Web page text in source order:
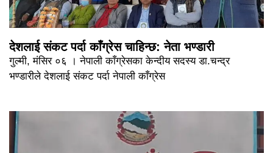
देशलाई संकट पर्दा काँग्रेस चाहिन्छ: नेता भण्डारी
गुल्मी, मंसिर ०६ । नेपाली काँग्रेसका केन्दीय सदस्य डा.चन्द्र
भण्डारीले देशलाई संकट पर्दा नेपाली काँग्रेस